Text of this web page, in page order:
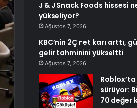
J & J Snack Foods hissesi
yükseliyor?
Ağustos 7, 2026
KBC’nin 2Ç net karı arttı,
gelir tahminini yükseltti
Ağustos 7, 2026
Roblox’ta
sürüyor:
70 değer